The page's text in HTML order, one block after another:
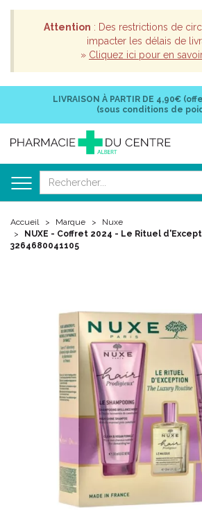
Attention : Des restrictions de
impacter les délais de
» Cliquez ici pour en
LIVRAISON À PARTIR DE 4,90€
(sous conditions de
Accueil Marque
Nuxe
NUXE - Coffret 2024 - Le Rituel
3264680041105